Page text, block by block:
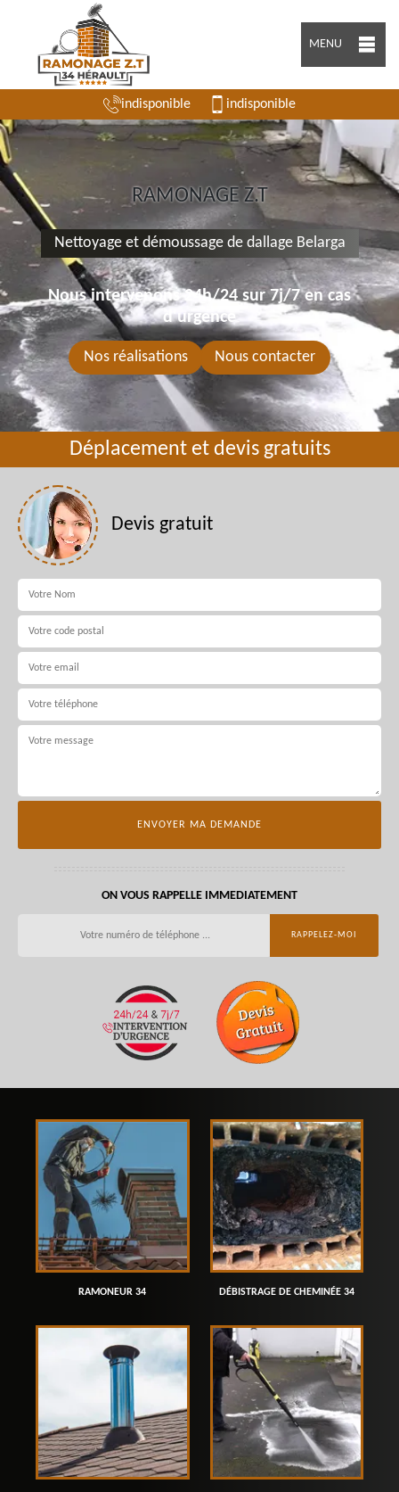
MENU
indisponible indisponible
RAMONAGE Z.T
Nettoyage et démoussage de dallage Belarga
Nous intervenons 24h/24 sur 7j/7 en cas
d'urgence
Nos réalisations Nous contacter
Déplacement et devis gratuits
Devis gratuit
ON VOUS RAPPELLE IMMEDIATEMENT
RAMONEUR 34 DÉBISTRAGE DE CHEMINÉE 34